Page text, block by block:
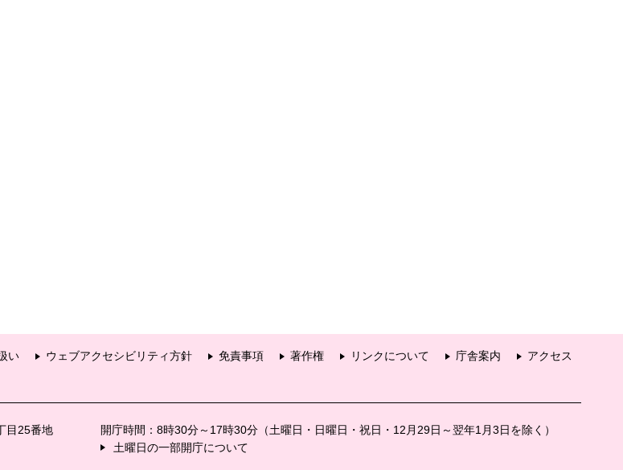
い ウェブアクセシビリティ方針 免責事項 著作権 リンクについて 庁舎案内
アクセス
目25番地
開庁時間：8時30分～17時30分（土曜日・日曜日・祝日・12月29日～翌年1月3日を除く）
土曜日の一部開庁について